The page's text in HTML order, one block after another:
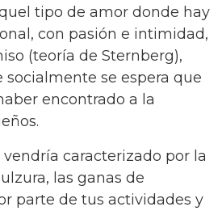
tipo de amor donde hay
con pasión e intimidad,
(teoría de Sternberg),
socialmente se espera que
encontrado a la
caracterizado por la
las ganas de
parte de tus actividades y